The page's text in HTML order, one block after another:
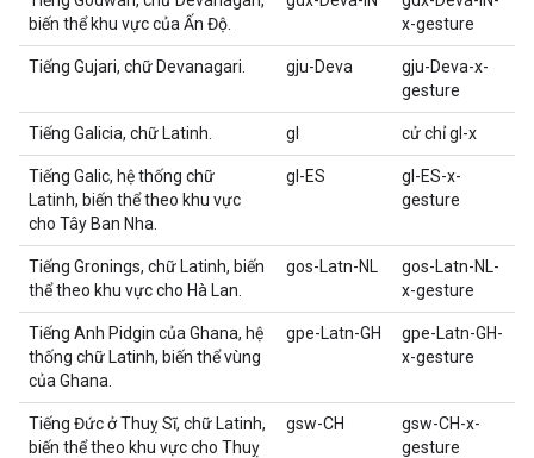
biến thể khu vực của Ấn Độ.
x-gesture
Tiếng Gujari, chữ Devanagari. gju-Deva
gju-Deva-x-
gesture
Tiếng Galicia, chữ Latinh. gl cử chỉ gl-x
Tiếng Galic, hệ thống chữ
Latinh, biến thể theo khu vực
cho Tây Ban Nha.
gl-ES
gl-ES-x-
gesture
Tiếng Gronings, chữ Latinh, biến
thể theo khu vực cho Hà Lan.
gos-Latn-NL
gos-Latn-NL-
x-gesture
Tiếng Anh Pidgin của Ghana, hệ
thống chữ Latinh, biến thể vùng
của Ghana.
gpe-Latn-GH
gpe-Latn-GH-
x-gesture
Tiếng Đức ở Thuỵ Sĩ, chữ Latinh,
biến thể theo khu vực cho Thuỵ
gsw-CH
gsw-CH-x-
gesture